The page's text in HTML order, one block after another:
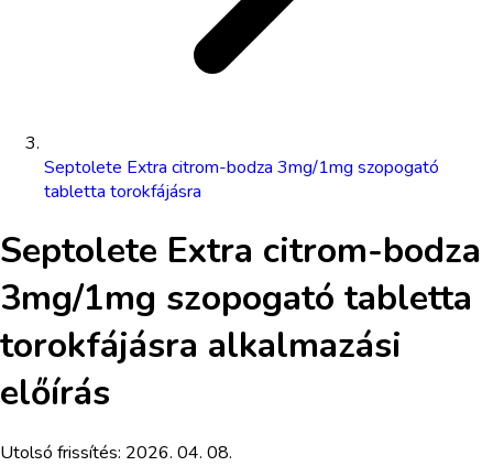
Septolete Extra citrom-bodza 3mg/1mg szopogató
tabletta torokfájásra
Septolete Extra citrom-bodza
3mg/1mg szopogató tabletta
torokfájásra alkalmazási
előírás
Utolsó frissítés: 2026. 04. 08.